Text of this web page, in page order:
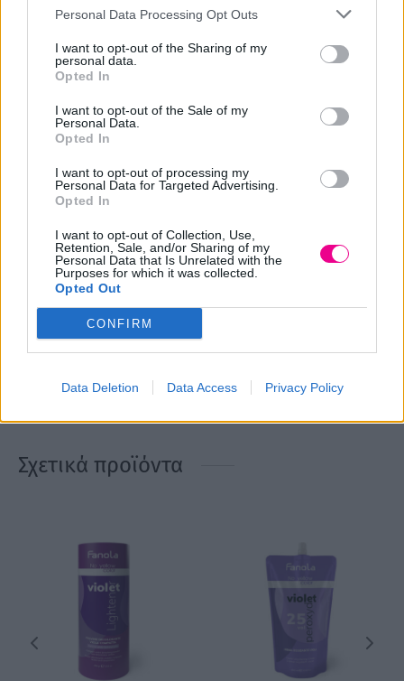
Personal Data Processing Opt Outs
I want to opt-out of the Sharing of my
personal data.
Opted In
I want to opt-out of the Sale of my
Personal Data.
Opted In
I want to opt-out of processing my
Personal Data for Targeted Advertising.
Opted In
I want to opt-out of Collection, Use,
Retention, Sale, and/or Sharing of my
Personal Data that Is Unrelated with the
Purposes for which it was collected.
Opted Out
CONFIRM
Data Deletion Data Access Privacy Policy
τοξινών. Το τριχωτό παραμένει καθαρό και υγιές. Τα
μαλλιά είναι δυνατά και γεμάτα ζωή. Στην συσκευασία
περιλαμβάνονται 3 προϊόντα (άργιλος καθαρισμού του
τους διαρκεί 3 εβδομάδες εφόσον χρησιμοποιείται από 1
φορά την εβδομάδα.
Τρόπος χρήσης: Σε άλουστα μαλλιά εφαρμόζετε στην ρίζα
δράσει για 10 – 15 λεπτά. Έπειτα σε βρεγμένα μαλλιά
εφαρμόζετε μια ποσότητα σαμπουάν, κάνετε αφρό και
ξεβγάζετε. Τέλος, ολοκληρώνετε την θεραπεία
τριχόπτωσης, εφαρμόζοντας την αμπούλα 2 φάσεων μόνο
στην ρίζα της κεφαλής, κάνοντας μασάζ ώστε να απλωθεί
styling.
Σχετικά προϊόντα